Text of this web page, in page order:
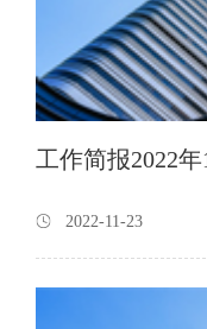
工作简报2022
2022-11-23